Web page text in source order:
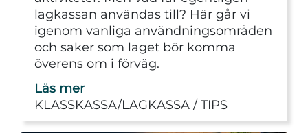
lagkassan användas till? Här går vi
igenom vanliga användningsområden
och saker som laget bör komma
överens om i förväg.
Läs mer
KLASSKASSA/LAGKASSA
TIPS